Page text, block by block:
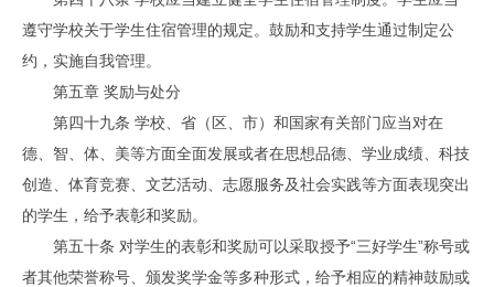
遵守学校关于学生住宿管理的规定。鼓励和支持学生通过制定公
约，实施自我管理。
第五章 奖励与处分
第四十九条 学校、省（区、市）和国家有关部门应当对在
德、智、体、美等方面全面发展或者在思想品德、学业成绩、科技
创造、体育竞赛、文艺活动、志愿服务及社会实践等方面表现突出
的学生，给予表彰和奖励。
第五十条 对学生的表彰和奖励可以采取授予“三好学生”称号或
者其他荣誉称号、颁发奖学金等多种形式，给予相应的精神鼓励或